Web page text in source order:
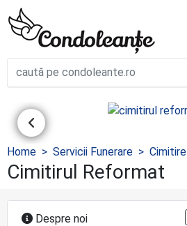
Home Servicii Funerare Cimitire
Cimitirul Reformat
Despre noi